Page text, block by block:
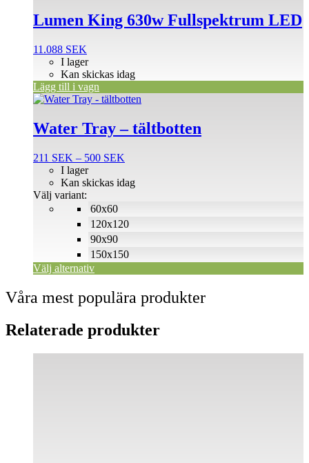
Lumen King 630w Fullspektrum LED
11.088 SEK
I lager
Kan skickas idag
Lägg till i vagn
Water Tray – tältbotten
211 SEK – 500 SEK
till
60x60
120x120
90x90
150x150
I lager
Kan skickas idag
Välj variant:
Välj alternativ
Den
produkten
har
varianter.
olika
alternativen
Våra mest populära produkter
Relaterade produkter